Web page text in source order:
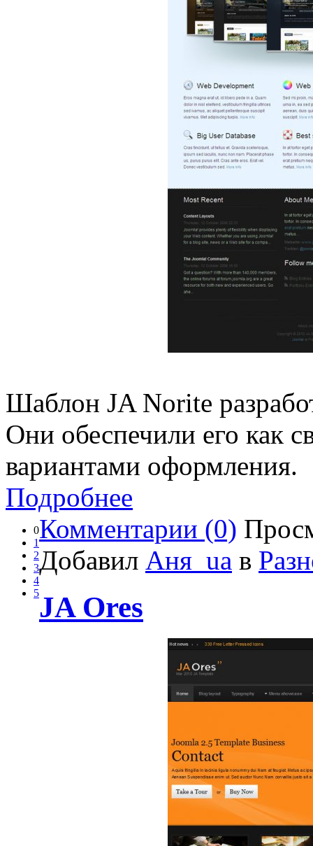
Шаблон JA Norite
Они обеспечили его как
вариантами оформления.
Подробнее
0
1
2
3
4
5
Комментарии (0)
Добавил Аня_ua в
JA Ores